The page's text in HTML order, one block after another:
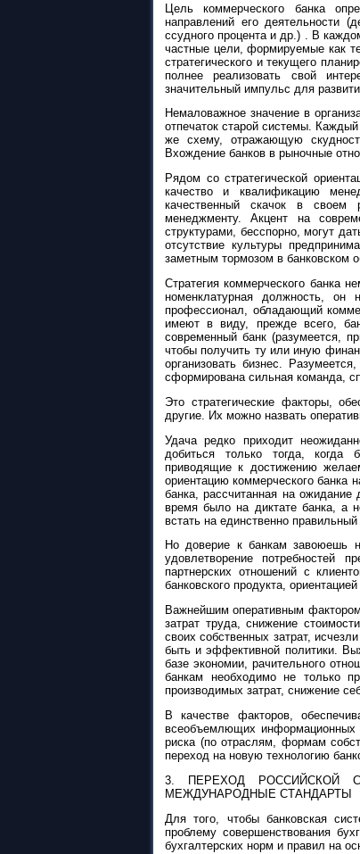
Цель коммерческого банка
направлений его деятельности
ссудного процента и др.) . В
частные цели, формируемые как
стратегического и текущего
полнее реализовать свой
значительный импульс для
Немаловажное значение в
отпечаток старой системы.
же схему, отражающую
Вхождение банков в рыночные
Рядом со стратегической
качество и квалификацию
качественный скачок в своем
менеджменту. Акцент на
структурами, бесспорно, могут
отсутствие культуры
заметным тормозом в банковском
Стратегия коммерческого банка
номенклатурная должность, он
профессионал, обладающий
имеют в виду, прежде всего,
современный банк (разумеется,
чтобы получить ту или иную
организовать бизнес.
сформирована сильная команда,
Это стратегические факторы,
другие. Их можно назвать
Удача редко приходит
добиться только тогда, когда
приводящие к достижению
ориентацию коммерческого банка
банка, рассчитанная на
время было на диктате банка, а
встать на единственно
Но доверие к банкам завоюешь
удовлетворение потребностей
партнерских отношений с
банковского продукта,
Важнейшим оперативным фактором
затрат труда, снижение
своих собственных затрат,
быть и эффективной политики.
базе экономии, рачительного
банкам необходимо не только
производимых затрат, снижение
В качестве факторов,
всеобъемлющих информационных
риска (по отраслям, формам
переход на новую технологию
3. ПЕРЕХОД РОССИЙСКОЙ
МЕЖДУНАРОДНЫЕ СТАНДАРТЫ
Для того, чтобы банковская
проблему совершенствования
бухгалтерских норм и правил на